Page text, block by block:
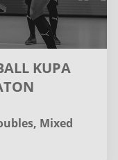
KUPA
Mixed